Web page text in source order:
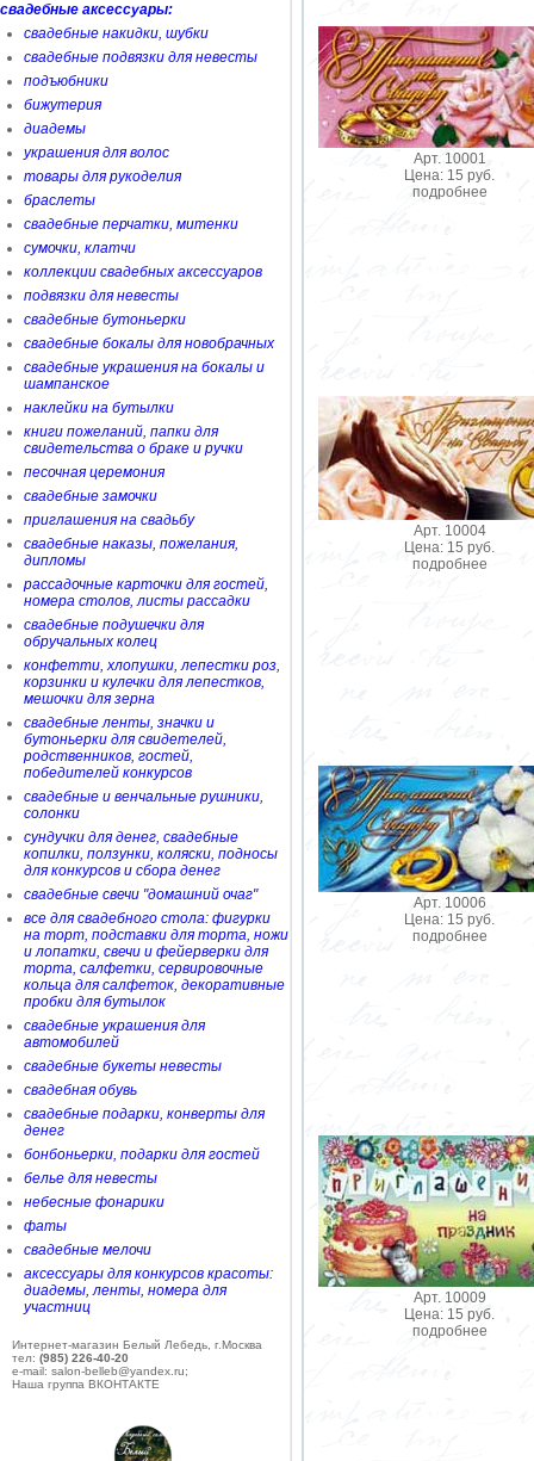
свадебные аксессуары:
свадебные накидки, шубки
свадебные подвязки для невесты
подъюбники
бижутерия
диадемы
украшения для волос
товары для рукоделия
браслеты
свадебные перчатки, митенки
сумочки, клатчи
коллекции свадебных аксессуаров
подвязки для невесты
свадебные бутоньерки
свадебные бокалы для новобрачных
свадебные украшения на бокалы и
шампанское
наклейки на бутылки
книги пожеланий, папки для
свидетельства о браке и ручки
песочная церемония
свадебные замочки
приглашения на свадьбу
свадебные наказы, пожелания,
дипломы
рассадочные карточки для гостей,
номера столов, листы рассадки
свадебные подушечки для
обручальных колец
конфетти, хлопушки, лепестки роз,
корзинки и кулечки для лепестков,
мешочки для зерна
свадебные ленты, значки и
бутоньерки для свидетелей,
родственников, гостей,
победителей конкурсов
свадебные и венчальные рушники,
солонки
сундучки для денег, свадебные
копилки, ползунки, коляски, подносы
для конкурсов и сбора денег
свадебные свечи "домашний очаг"
все для свадебного стола: фигурки
на торт, подставки для торта, ножи
и лопатки, свечи и фейерверки для
торта, салфетки, сервировочные
кольца для салфеток, декоративные
пробки для бутылок
свадебные украшения для
автомобилей
свадебные букеты невесты
свадебная обувь
свадебные подарки, конверты для
денег
бонбоньерки, подарки для гостей
белье для невесты
небесные фонарики
фаты
свадебные мелочи
аксессуары для конкурсов красоты:
диадемы, ленты, номера для
участниц
Интернет-магазин Белый Лебедь, г.Москва
тел: (985) 226-40-20
e-mail: salon-belleb@yandex.ru;
Наша группа ВКОНТАКТЕ
Арт. 10001
Цена: 15 руб.
подробнее
Арт. 10004
Цена: 15 руб.
подробнее
Арт. 10006
Цена: 15 руб.
подробнее
Арт. 10009
Цена: 15 руб.
подробнее